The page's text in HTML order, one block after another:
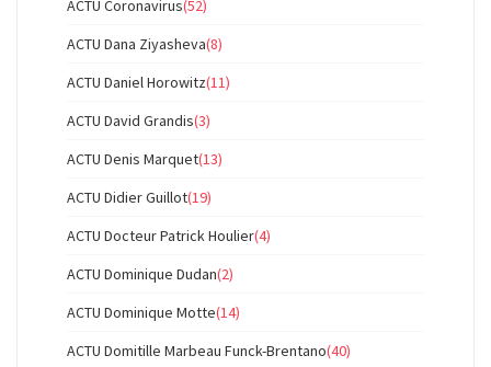
ACTU Coronavirus(52)
ACTU Dana Ziyasheva(8)
ACTU Daniel Horowitz(11)
ACTU David Grandis(3)
ACTU Denis Marquet(13)
ACTU Didier Guillot(19)
ACTU Docteur Patrick Houlier(4)
ACTU Dominique Dudan(2)
ACTU Dominique Motte(14)
ACTU Domitille Marbeau Funck-Brentano(40)